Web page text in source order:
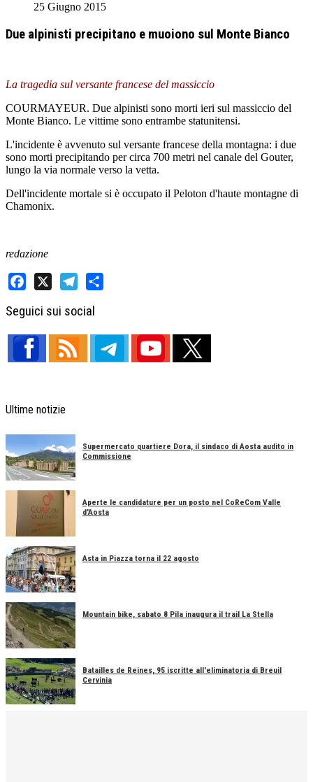
25 Giugno 2015
Due alpinisti precipitano e muoiono sul Monte Bianco
La tragedia sul versante francese del massiccio
COURMAYEUR. Due alpinisti sono morti ieri sul massiccio del
Monte Bianco. Le vittime sono entrambe statunitensi.
L'incidente è avvenuto sul versante francese della montagna: i due
sono morti precipitando per circa 700 metri nel canale del Gouter,
lungo la via normale verso la vetta.
Dell'incidente mortale si è occupato il Peloton d'haute montagne di
Chamonix.
redazione
Seguici sui social
Ultime notizie
Supermercato quartiere Dora, il sindaco di Aosta audito in
Commissione
Aperte le candidature per un posto nel CoReCom Valle
d'Aosta
Asta in Piazza torna il 22 agosto
Mountain bike, sabato 8 Pila inaugura il trail La Stella
Batailles de Reines, 95 iscritte all'eliminatoria di Breuil
Cervinia